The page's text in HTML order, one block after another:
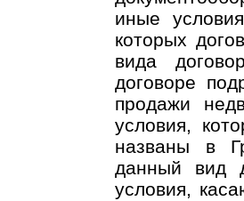
иные
которых
вида
договоре
продажи
условия,
названы в
данный вид
условия,